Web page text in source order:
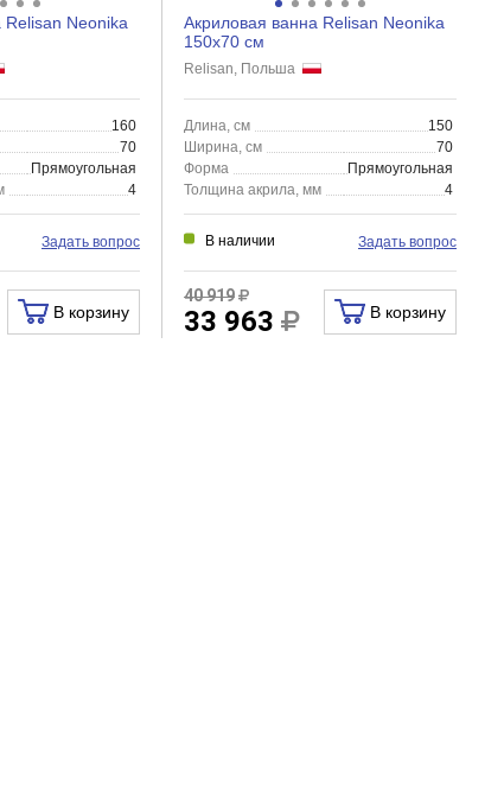
Relisan Neonika
160
70
Прямоугольная
4
Задать вопрос
В корзину
Акриловая ванна Relisan Neonika
150x70 см
Relisan, Польша
Длина, см
150
Ширина, см
70
Форма
Прямоугольная
Толщина акрила, мм
4
В наличии Задать вопрос
40 919
33 963 В корзину